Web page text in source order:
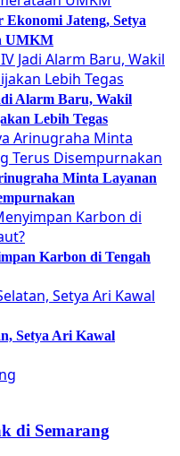
Jateng, Setya
UMKM
Alarm Baru, Wakil
Lebih Tegas
Minta Layanan
Karbon di Tengah
Setya Ari Kawal
di Semarang